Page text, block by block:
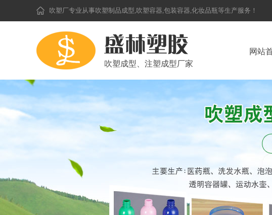
吹塑厂专业从事吹塑制品成型,吹塑容器,包装容器,化妆品瓶等生产服务！
吹塑成型、注塑成型厂家
网站